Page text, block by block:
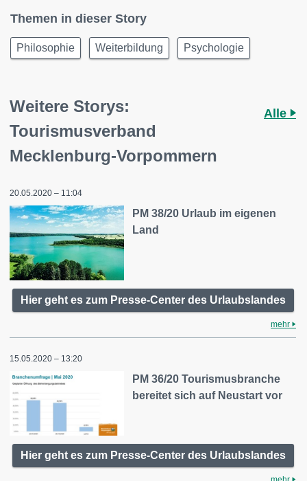
Themen in dieser Story
Philosophie Weiterbildung Psychologie
Weitere Storys:
Tourismusverband
Mecklenburg-Vorpommern
Alle
20.05.2020 – 11:04
PM 38/20 Urlaub im eigenen
Land
Hier geht es zum Presse-Center des Urlaubslandes
mehr
15.05.2020 – 13:20
PM 36/20 Tourismusbranche
bereitet sich auf Neustart vor
Hier geht es zum Presse-Center des Urlaubslandes